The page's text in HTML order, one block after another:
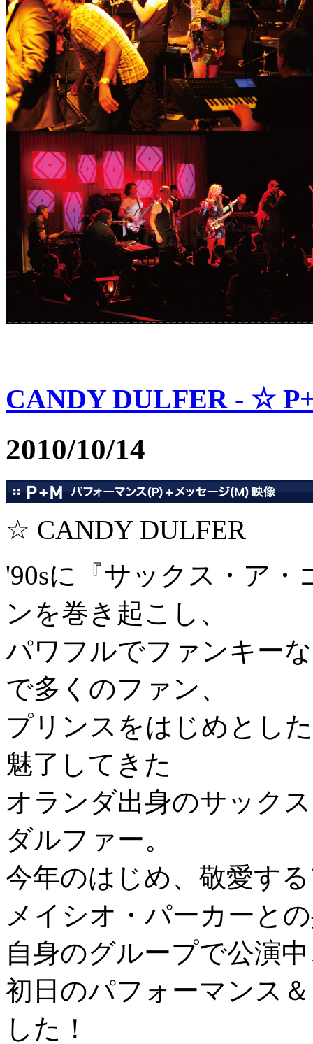
CANDY DULFER - ☆
2010/10/14
☆ CANDY DULFER
'90sに『サックス・ア
ンを巻き起こし、
パワフルでファンキー
で多くのファン、
プリンスをはじめとし
魅了してきた
オランダ出身のサック
ダルファー。
今年のはじめ、敬愛す
メイシオ・パーカーと
自身のグループで公演
初日のパフォーマンス
した！